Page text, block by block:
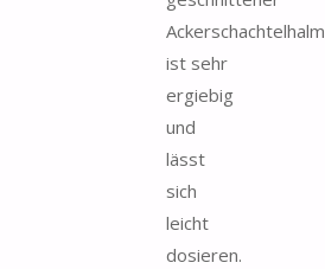
Ackerschachtelhalm
ist sehr
ergiebig
und
lässt
sich
leicht
dosieren.